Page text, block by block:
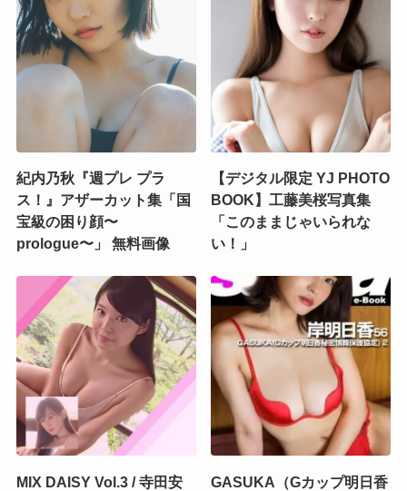
紀内乃秋『週プレ プラ
ス！』アザーカット集「国
宝級の困り顔〜
prologue〜」 無料画像
【デジタル限定 YJ PHOTO
BOOK】工藤美桜写真集
「このままじゃいられな
い！」
MIX DAISY Vol.3 / 寺田安
GASUKA（Gカップ明日香